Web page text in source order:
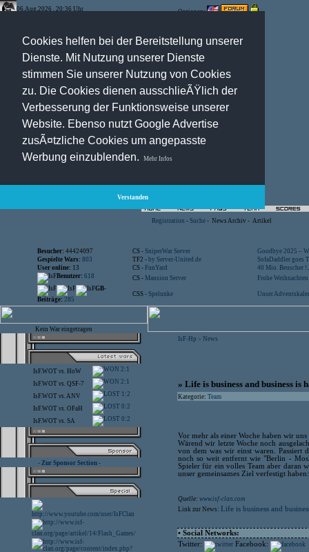
Cookies helfen bei der Bereitstellung unserer
Dienste. Mit Nutzung unserer Dienste
stimmen Sie unserer Nutzung von Cookies
zu. Die Cookies dienen ausschlieÃŸlich der
Verbesserung der Funktionsweise unserer
Website. Ebenso nutzt Google Advertise
zusÃ¤tzliche Cookies um angepasste
Werbung einzublenden.
Mehr Infos
Verstanden
06.Aug.2026 , 20:36 Uhr Optionen:
Registration - Suche - News Archiv - Artikel
Besucher: 44424097 CS - SniperWar Server
Goodbye 2025 –
Gespielte Wars: 803 TF2 - by Server-United.de
SofaDaddler goes
User online: 13 CS - FunYard
40 Mio. Beuscher
Benutzer: 618 CS - Mansion Server
Frohe
GB-
Beiträge: 285
CSS - Spelunke Unser
Kein War eingetragen
IsF.WOT vs. HoW 2:1
IsF.WOT vs. QSF-7 2:1
IsF.WOT vs.ANV 1:2
IsF.WOT vs. OFaH 0:2
IsF.WOT vs. SA 0:2
- Zur Sponsor Section -
IsF-Hp > News
» Life is business and business is
Kategorie: Team
Vor mehr als einer Woche haben wir
Wärend wir letzte Woche noch
von dem was wir einst waren. Passiert
noch so weit entfernt wie "Berlin -
Spieler für ein volles Team aber daran
unser gemeinsames Ziel verfestigt
Quelle: www.isf-clan.com
Link zur News: Life is business and
• Social Networks:
Twitter:
Facebook: